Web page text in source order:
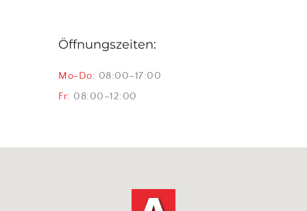
Öffnungszeiten:
Mo-Do: 08:00–17:00
Fr: 08:00–12:00